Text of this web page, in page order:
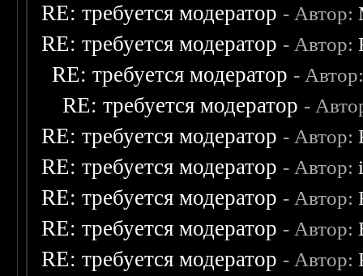
RE: требуется модератор - Автор:
RE: требуется модератор - Автор:
RE: требуется модератор -
RE: требуется модератор -
RE: требуется модератор - Автор:
RE: требуется модератор - Автор:
RE: требуется модератор - Автор:
RE: требуется модератор - Автор:
RE: требуется модератор - Автор: